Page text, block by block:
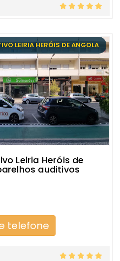
LEIRIA HERÓIS DE ANGOLA
Leiria Heróis de
auditivos
telefone